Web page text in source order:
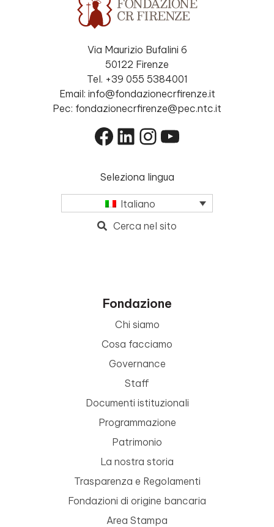
Via Maurizio Bufalini 6
50122 Firenze
Tel. +39 055 5384001
Email: info@fondazionecrfirenze.it
Pec: fondazionecrfirenze@pec.ntc.it
Facebook
LinkedIn
Instagram
YouTube
Seleziona lingua
Italiano
Cerca nel sito
Fondazione
Chi siamo
Cosa facciamo
Governance
Staff
Documenti istituzionali
Programmazione
Patrimonio
La nostra storia
Trasparenza e Regolamenti
Fondazioni di origine bancaria
Area Stampa